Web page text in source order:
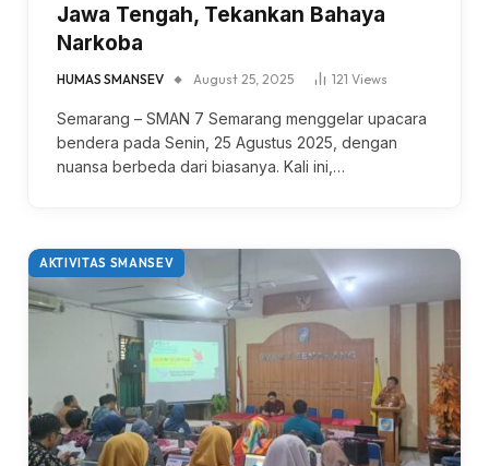
Jawa Tengah, Tekankan Bahaya
Narkoba
HUMAS SMANSEV August 25, 2025 121 Views
Semarang – SMAN 7 Semarang menggelar upacara
bendera pada Senin, 25 Agustus 2025, dengan
nuansa berbeda dari biasanya. Kali ini,…
AKTIVITAS SMANSEV